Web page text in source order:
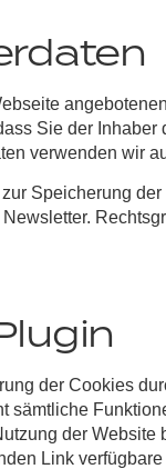
Sie der
verwenden wir
Speicherung
Newsletter.
der Cookies
sämtliche
der
Link